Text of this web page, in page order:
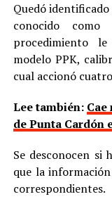
Quedó
conocido
procedimiento
modelo PPK,
cual accionó
Lee también:
de Punta Cardón
Se desconocen si
que la
correspondientes.